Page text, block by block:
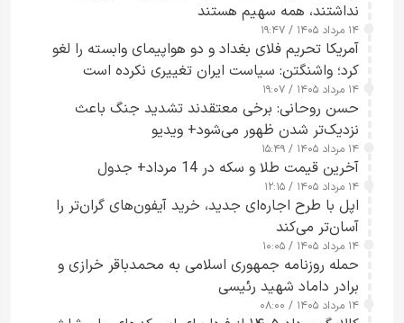
نداشتند، همه سهیم هستند
۱۴ مرداد ۱۴۰۵ / ۱۹:۴۷
آمریکا تحریم فلای بغداد و دو هواپیمای وابسته را لغو
کرد؛ واشنگتن: سیاست ایران تغییری نکرده است
۱۴ مرداد ۱۴۰۵ / ۱۹:۰۷
حسن روحانی: برخی معتقدند تشدید جنگ باعث
نزدیک‌تر شدن ظهور می‌شود+ ویدیو
۱۴ مرداد ۱۴۰۵ / ۱۵:۴۹
آخرین قیمت طلا و سکه در 14 مرداد+ جدول
۱۴ مرداد ۱۴۰۵ / ۱۲:۱۵
اپل با طرح اجاره‌ای جدید، خرید آیفون‌های گران‌تر را
آسان‌تر می‌کند
۱۴ مرداد ۱۴۰۵ / ۱۰:۰۵
حمله روزنامه جمهوری اسلامی به محمدباقر خرازی و
برادر داماد شهید رئیسی
۱۴ مرداد ۱۴۰۵ / ۰۸:۰۰